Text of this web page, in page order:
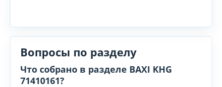
Вопросы по разделу
Что собрано в разделе BAXI KHG
71410161?